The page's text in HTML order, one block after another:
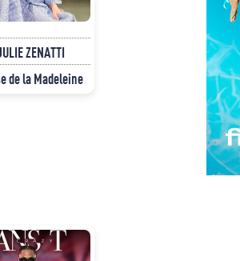
ZENATTI
de la Madeleine